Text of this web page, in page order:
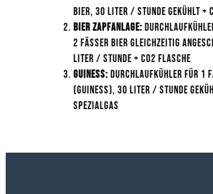
Bier, 30 Liter / Stunde Gekühlt +
Bier Zapfanlage:
2 Fässer Bier Gleichzeitig
Liter / Stunde + Co2 Flasche
Guiness: Durchlaufkühler Für 1
(Guiness), 30 Liter / Stunde
SpezialGas